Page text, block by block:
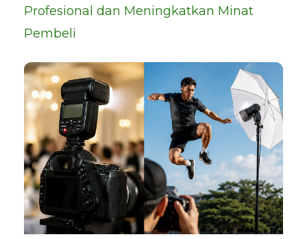
Profesional dan Meningkatkan Minat
Pembeli